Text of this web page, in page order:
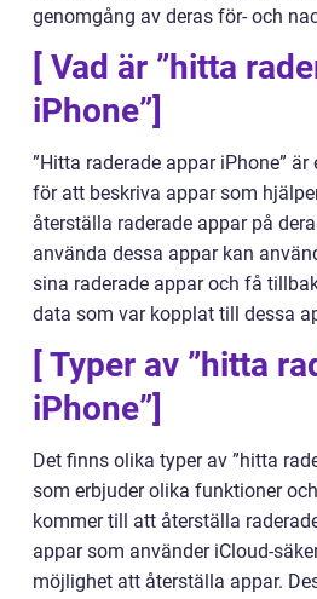
genomgång av deras för- och
[ Vad är ”hitta
iPhone”]
”Hitta raderade appar iPhone”
för att beskriva appar som
återställa raderade appar på
använda dessa appar kan
sina raderade appar och få
data som var kopplat till dessa
[ Typer av ”hitta
iPhone”]
Det finns olika typer av ”hitta
som erbjuder olika funktioner
kommer till att återställa
appar som använder iCloud-
möjlighet att återställa appar.